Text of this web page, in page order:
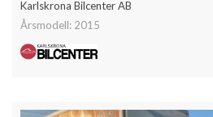
Karlskrona Bilcenter AB
Årsmodell: 2015